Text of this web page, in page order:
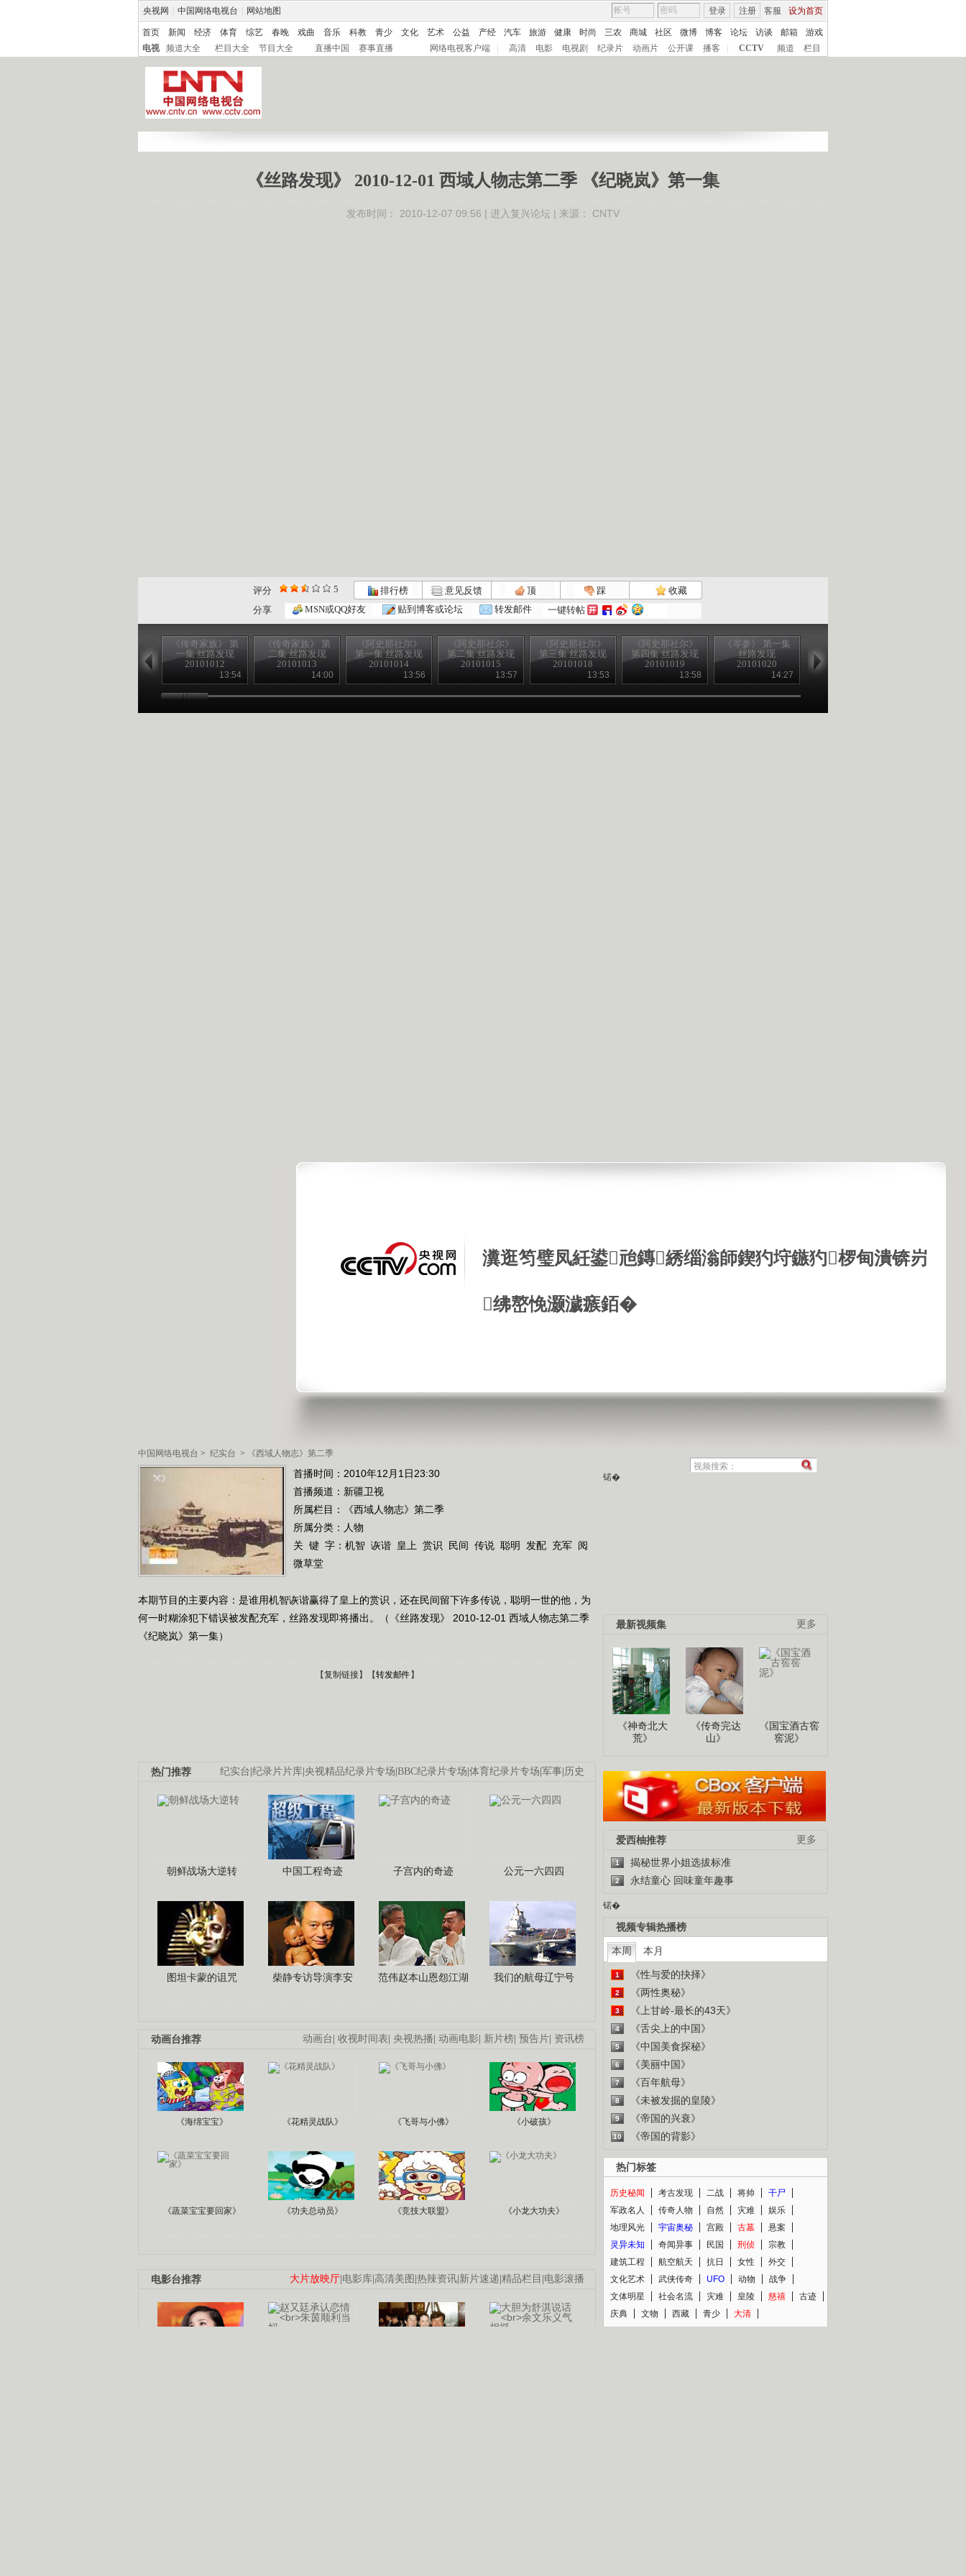
央视网 中国网络电视台 网站地图 客服 设为首页
登录 注册
首页 新闻 经济 体育 综艺 春晚 戏曲 音乐 科教 青少 文化 艺术 公益 产经 汽车 旅游 健康 时尚 三农 商城 社区 微博 博客 论坛 访谈 邮箱
游戏
电视
频道大全 栏目大全 节目大全 直播中国 赛事直播 网络电视客户端 高清 电影 电视剧 纪录片 动画片 公开课 播客 CCTV 频道 栏目
瀵逛笉璧凤紝鍙兘鏄綉缁滃師鍥犳垨鏃犳椤甸潰锛岃
绋嶅悗灏濊瘯銆�
中国网络电视台 > 纪实台 > 《西域人物志》第二季
《丝路发现》 2010-12-01 西域人物志第二季 《纪晓岚》第一集
发布时间： 2010-12-07 09:56 | 进入复兴论坛 | 来源： CNTV
评分 5 排行榜 意见反馈 顶 踩
收藏
分享
MSN或QQ好友 贴到博客或论坛 转发邮件 一键转帖
《传奇家族》 第
一集 丝路发现
20101012
13:54
《传奇家族》 第
二集 丝路发现
20101013
14:00
《阿史那社尔》
第一集 丝路发现
20101014
13:56
《阿史那社尔》
第二集 丝路发现
20101015
13:57
《阿史那社尔》
第三集 丝路发现
20101018
13:53
《阿史那社尔》
第四集 丝路发现
20101019
13:58
《岑参》 第一集
丝路发现
20101020
14:27
首播时间：2010年12月1日23:30
首播频道： 新疆卫视
所属栏目：
《西域人物志》第二季
所属分类：人物
关 键 字： 机智 诙谐 皇上 赏识 民间 传说 聪明 发配 充军 阅
微草堂
本期节目的主要内容：是谁用机智诙谐赢得了皇上的赏识，还在民间留下许多传说，聪明一世的他，为
何一时糊涂犯下错误被发配充军，丝路发现即将播出。（《丝路发现》 2010-12-01 西域人物志第二季
《纪晓岚》第一集）
【复制链接】【转发邮件 】
纪实台 纪录片片库 央视精品纪录片专场 BBC纪录片专场 体育纪录片专场 军事 历史
热门推荐
朝鲜战场大逆转 中国工程奇迹 子宫内的奇迹 公元一六四四
图坦卡蒙的诅咒 柴静专访导演李安 范伟赵本山恩怨江湖 我们的航母辽宁号
动画台 收视时间表 央视热播 动画电影 新片榜 预告片 资讯榜
动画台推荐
《海绵宝宝》 《花精灵战队》 《飞哥与小佛》 《小破孩》
《蔬菜宝宝要回家》 《功夫总动员》 《竞技大联盟》 《小龙大功夫》
大片放映厅 电影库 高清美图 热辣资讯 新片速递 精品栏目 电影滚播
电影台推荐
锘�
更多
最新视频集
《神奇北大
荒》
《传奇完达
山》
《国宝酒古窖
窖泥》
更多
爱西柚推荐
1 揭秘世界小姐选拔标准
2 永结童心 回味童年趣事
锘�
视频专辑热播榜
本周 本月
1 《性与爱的抉择》
2 《两性奥秘》
3 《上甘岭-最长的43天》
4 《舌尖上的中国》
5 《中国美食探秘》
6 《美丽中国》
7 《百年航母》
8 《未被发掘的皇陵》
9 《帝国的兴衰》
10 《帝国的背影》
热门标签
历史秘闻 考古发现 二战 将帅
干尸
军政名人
传奇人物 自然 灾难
娱乐
地理风光
宇宙奥秘 宫殿 古墓
悬案
灵异未知
奇闻异事 民国 刑侦
宗教
建筑工程
航空航天 抗日 女性
外交
文化艺术
武侠传奇 UFO 动物
战争
文体明星
社会名流 灾难 皇陵 慈禧
古迹
庆典
文物 西藏 青少 大清